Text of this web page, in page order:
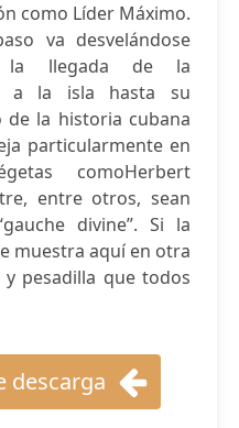
como Líder Máximo.
va desvelándose
la llegada de la
a la isla hasta su
de la historia cubana
particularmente en
comoHerbert
entre otros, sean
divine”. Si la
muestra aquí en otra
pesadilla que todos
descarga